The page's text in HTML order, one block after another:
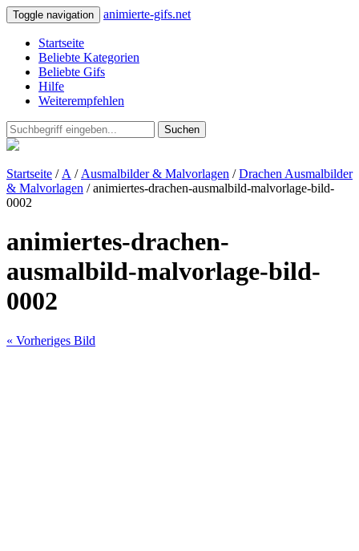
Toggle navigation animierte-gifs.net
Startseite
Beliebte Kategorien
Beliebte Gifs
Hilfe
Weiterempfehlen
Suchen
Startseite / A / Ausmalbilder & Malvorlagen /Drachen Ausmalbilder
& Malvorlagen / animiertes-drachen-ausmalbild-malvorlage-bild-
0002
animiertes-drachen-
ausmalbild-malvorlage-bild-
0002
« Vorheriges Bild